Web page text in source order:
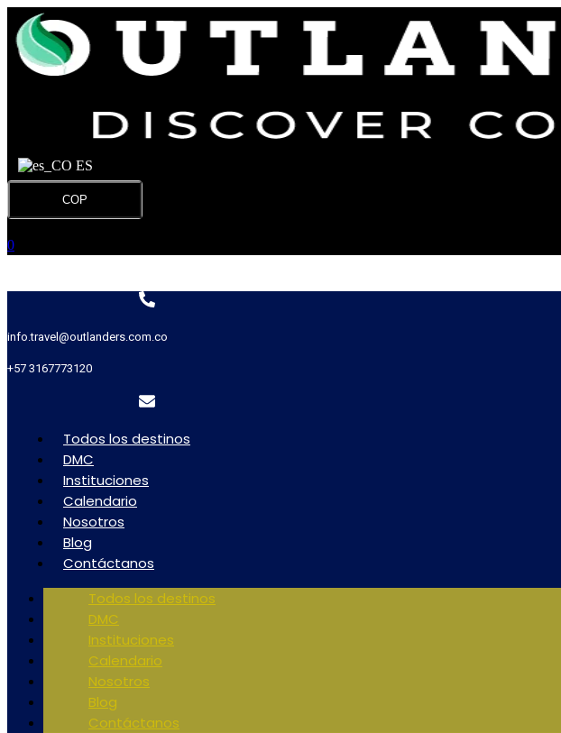
ES
COP
0
info.travel@outlanders.com.co
+57 3167773120
Todos los destinos
DMC
Instituciones
Calendario
Nosotros
Blog
Contáctanos
Todos los destinos
DMC
Instituciones
Calendario
Nosotros
Blog
Contáctanos